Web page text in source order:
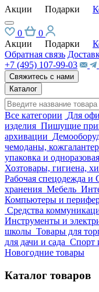
Акции
Подарки
0
0
Акции
Подарки
Обратная связь
+7 (495) 107-99-03
Свяжитесь с нами
Каталог
Все категории Для
изделия Пишущие
архивации
чемоданы,
упаковка и
Хозтовары, гигиена,
Рабочая спецодежда и
хранения Мебель
Компьютеры и
Средства
Инструменты и
школы Товары для
для дачи и сада Спорт
Новогодние товары
Каталог товаров